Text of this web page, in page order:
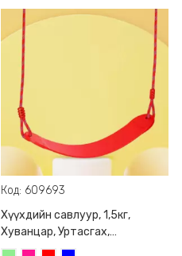
Код: 609693
Хүүхдийн савлуур, 1,5кг,
Хуванцар, Уртасгах,
богиносгох боломжтой, бүх